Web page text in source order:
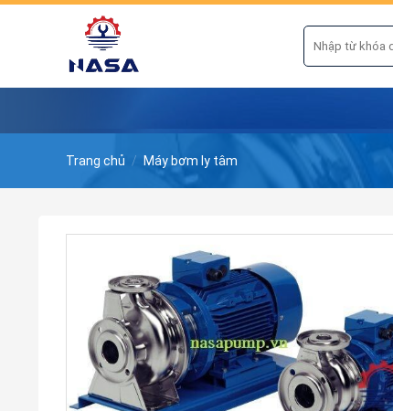
Skip
Tìm
kiếm:
Trang chủ / Máy bơm ly tâm